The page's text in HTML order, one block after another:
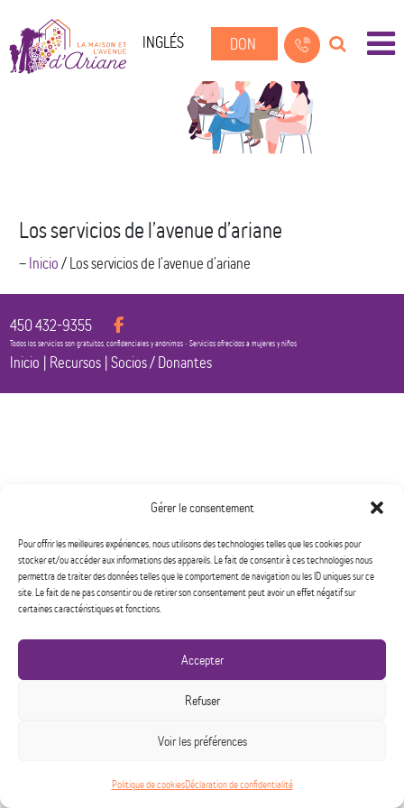
Gérer le consentement
Pour offrir les meilleures expériences, nous utilisons des technologies telles que les cookies pour
stocker et/ou accéder aux informations des appareils. Le fait de consentir à ces technologies nous
permettra de traiter des données telles que le comportement de navigation ou les ID uniques sur ce
site. Le fait de ne pas consentir ou de retirer son consentement peut avoir un effet négatif sur
certaines caractéristiques et fonctions.
Accepter
Refuser
Voir les préférences
Politique de cookiesDéclaration de confidentialité
INGLÉS DON
Los servicios de l’avenue d’ariane
--Inicio/Los servicios de l’avenue d’ariane
450 432-9355
Todos los servicios son gratuitos, confidenciales y anónimos • Servicios ofrecidos a mujeres y niños
Inicio | Recursos |Socios / Donantes